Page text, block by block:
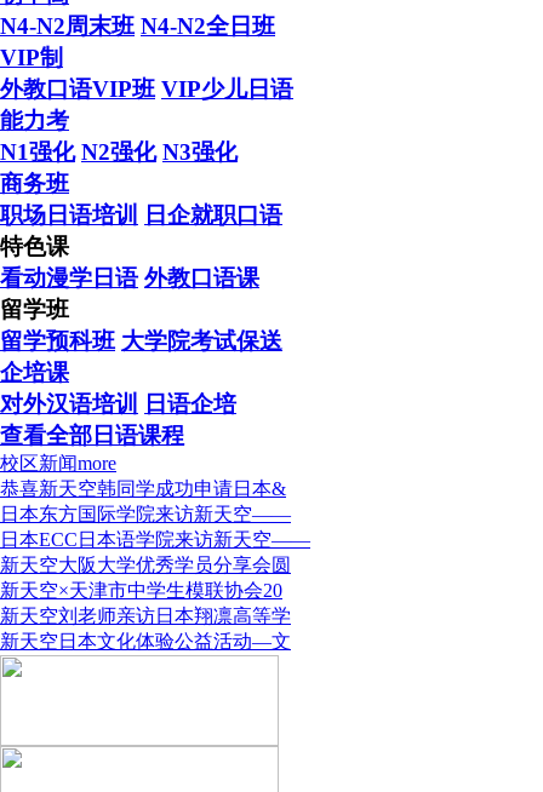
N4-N2周末班 N4-N2全日班
VIP制
外教口语VIP班 VIP少儿日语
能力考
N1强化 N2强化 N3强化
商务班
职场日语培训
日企就职口语
特色课
看动漫学日语 外教口语课
留学班
留学预科班 大学院考试保送
企培课
对外汉语培训
日语企培
查看全部日语课程
校区新闻more
恭喜新天空韩同学成功申请日本&
日本东方国际学院来访新天空——
日本ECC日本语学院来访新天空——
新天空大阪大学优秀学员分享会圆
新天空×天津市中学生模联协会20
新天空刘老师亲访日本翔凛高等学
新天空日本文化体验公益活动—文